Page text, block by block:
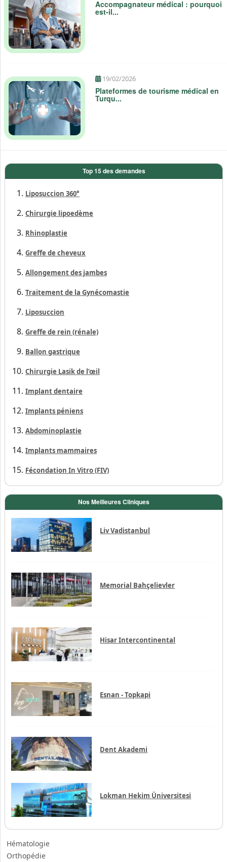
Accompagnateur médical : pourquoi
est-il...
19/02/2026
Plateformes de tourisme médical en
Turqu...
Top 15 des demandes
Liposuccion 360°
Chirurgie lipoedème
Rhinoplastie
Greffe de cheveux
Allongement des jambes
Traitement de la Gynécomastie
Liposuccion
Greffe de rein (rénale)
Ballon gastrique
Chirurgie Lasik de l’œil
Implant dentaire
Implants péniens
Abdominoplastie
Implants mammaires
Fécondation In Vitro (FIV)
Nos Meilleures Cliniques
Liv Vadistanbul
Memorial Bahçelievler
Hisar Intercontinental
Esnan - Topkapi
Dent Akademi
Lokman Hekim Üniversitesi
Hématologie
Orthopédie